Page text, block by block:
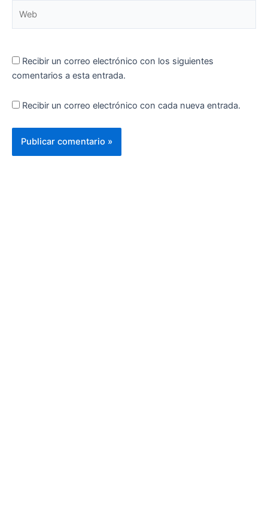
Recibir un correo electrónico con los siguientes
comentarios a esta entrada.
Recibir un correo electrónico con cada nueva entrada.